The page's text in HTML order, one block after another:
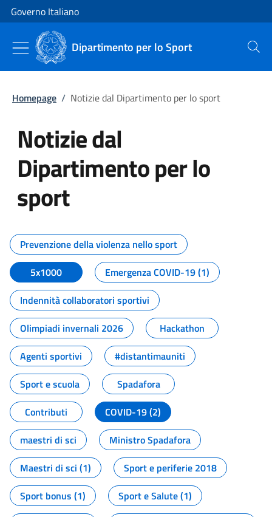
Vai al contenuto
Vai alla navigazione del sito
Governo Italiano
Dipartimento per lo Sport Cerca
Homepage / Notizie dal Dipartimento per lo sport
Notizie dal
Dipartimento per lo
sport
Tutti i contenuti della pagina
Prevenzione della violenza nello sport
5x1000
Emergenza COVID-19 (1)
Indennità collaboratori sportivi
Olimpiadi invernali 2026
Hackathon
Agenti sportivi
#distantimauniti
Sport e scuola
Spadafora
Contributi
COVID-19 (2)
maestri di sci
Ministro Spadafora
Maestri di sci (1)
Sport e periferie 2018
Sport bonus (1)
Sport e Salute (1)